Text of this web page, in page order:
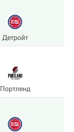
Детройт
Портленд